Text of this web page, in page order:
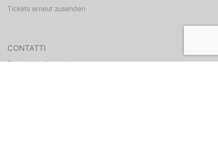
Tickets erneut zusenden
CONTATTI
Formulario di contatto